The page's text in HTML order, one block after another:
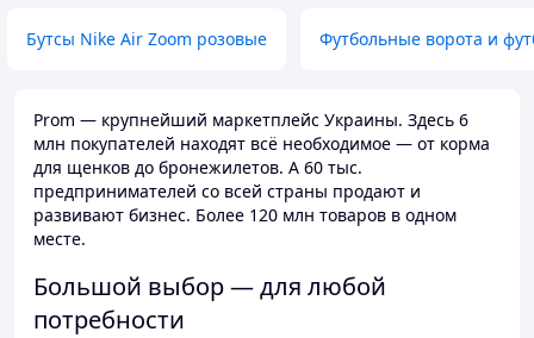
Бутсы Nike Air Zoom розовые Футбольные ворота и
Prom — крупнейший маркетплейс Украины. Здесь 6
млн покупателей находят всё необходимое — от корма
для щенков до бронежилетов. А 60 тыс.
предпринимателей со всей страны продают и
развивают бизнес. Более 120 млн товаров в одном
месте.
Большой выбор — для любой
потребности